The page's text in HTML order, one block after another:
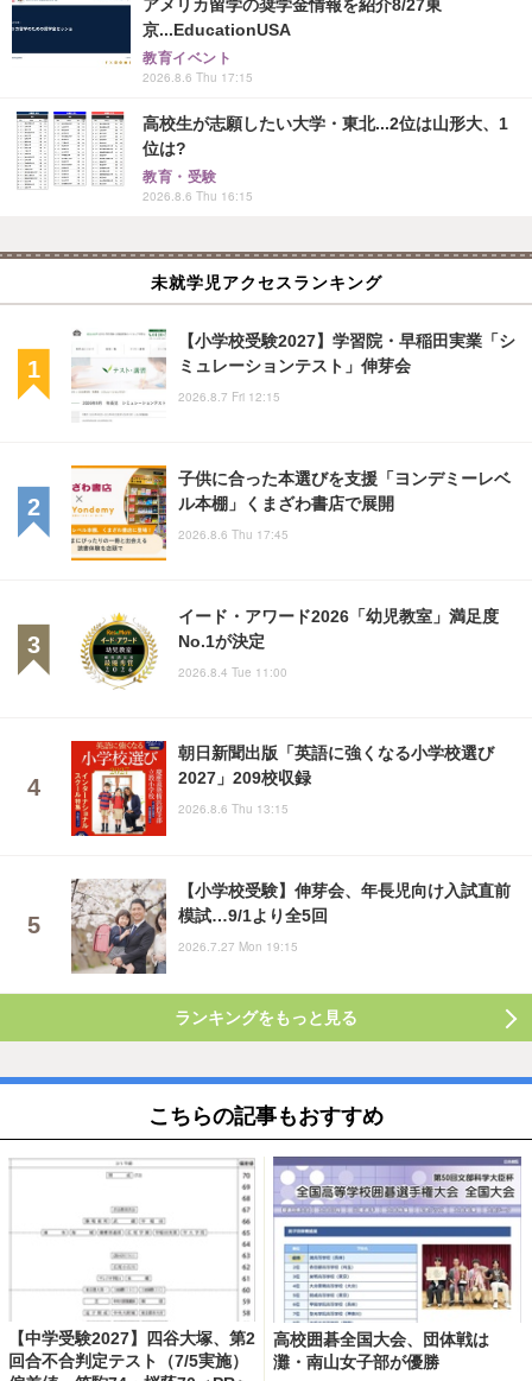
アメリカ留学の奨学金情報を紹介8/27東
京...EducationUSA
教育イベント
2026.8.6 Thu 17:15
高校生が志願したい大学・東北...2位は山形大、1
位は?
教育・受験
2026.8.6 Thu 16:15
未就学児アクセスランキング
【小学校受験2027】学習院・早稲田実業「シ
ミュレーションテスト」伸芽会
2026.8.7 Fri 12:15
子供に合った本選びを支援「ヨンデミーレベ
ル本棚」くまざわ書店で展開
2026.8.6 Thu 17:45
イード・アワード2026「幼児教室」満足度
No.1が決定
2026.8.4 Tue 11:00
朝日新聞出版「英語に強くなる小学校選び
2027」209校収録
2026.8.6 Thu 13:15
【小学校受験】伸芽会、年長児向け入試直前
模試…9/1より全5回
2026.7.27 Mon 19:15
ランキングをもっと見る
こちらの記事もおすすめ
【中学受験2027】四谷大塚、第2
回合不合判定テスト（7/5実施）
高校囲碁全国大会、団体戦は
灘・南山女子部が優勝